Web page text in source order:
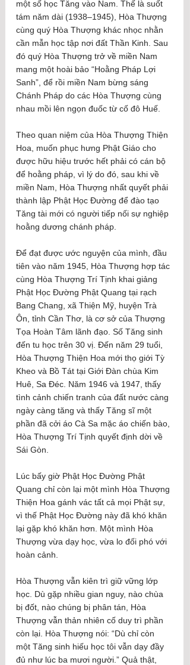
một số học Tăng vào Nam. Thế là suốt
tám năm dài (1938–1945), Hòa Thượng
cùng quý Hòa Thượng khác nhọc nhằn
cần mẫn học tập nơi đất Thần Kinh. Sau
đó quý Hòa Thượng trở về miền Nam
mang một hoài bảo “Hoằng Pháp Lợi
Sanh”, để rồi miền Nam bừng sáng
Chánh Pháp do các Hòa Thượng cùng
nhau mồi lên ngọn đuốc từ cố đô Huế.
Theo quan niệm của Hòa Thượng Thiện
Hoa, muốn phục hưng Phật Giáo cho
được hữu hiệu trước hết phải có cán bộ
để hoằng pháp, vì lý do đó, sau khi về
miền Nam, Hòa Thượng nhất quyết phải
thành lập Phật Học Đường để đào tạo
Tăng tài mới có người tiếp nối sự nghiệp
hoằng dương chánh pháp.
Để đạt được ước nguyện của mình, đầu
tiên vào năm 1945, Hòa Thượng hợp tác
cùng Hòa Thượng Trí Tịnh khai giảng
Phật Học Đường Phật Quang tại rạch
Bang Chang, xã Thiện Mỹ, huyện Trà
Ôn, tỉnh Cần Thơ, là cơ sở của Thượng
Tọa Hoàn Tâm lãnh đạo. Số Tăng sinh
đến tu học trên 30 vị. Đến năm 29 tuổi,
Hòa Thượng Thiện Hoa mới thọ giới Tỳ
Kheo và Bồ Tát tại Giới Đàn chùa Kim
Huê, Sa Đéc. Năm 1946 và 1947, thấy
tình cảnh chiến tranh của đất nước càng
ngày càng tăng và thấy Tăng sĩ một
phần đã cởi áo Cà Sa mặc áo chiến bào,
Hòa Thượng Trí Tịnh quyết định dời về
Sái Gòn.
Lúc bấy giờ Phật Học Đường Phật
Quang chỉ còn lại một mình Hòa Thượng
Thiện Hoa gánh vác tất cả mọi Phật sự,
vì thế Phật Học Đường này đã khó khăn
lại gặp khó khăn hơn. Một mình Hòa
Thượng vừa dạy học, vừa lo đối phó với
hoàn cảnh.
Hòa Thượng vẫn kiên trì giữ vững lớp
học. Dù gặp nhiều gian nguy, nào chùa
bị đốt, nào chúng bị phân tán, Hòa
Thượng vẫn thản nhiên cố duy trì phần
còn lại. Hòa Thượng nói: “Dù chỉ còn
một Tăng sinh hiếu học tôi vẫn dạy đầy
đủ như lúc ba mươi người.” Quả thật,